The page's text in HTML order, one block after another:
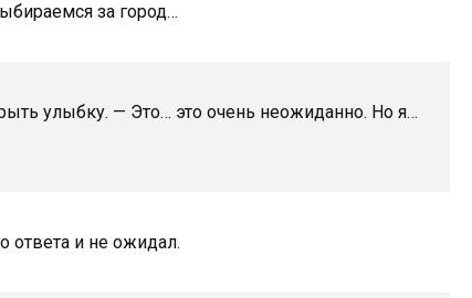
за город…
улыбку. — Это… это очень неожиданно. Но я…
ответа и не ожидал.